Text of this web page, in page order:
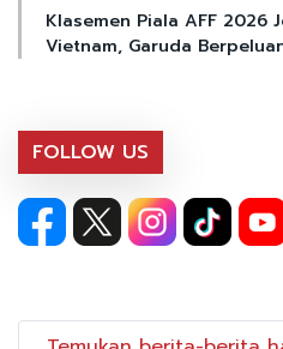
Klasemen Piala AFF 2026
Vietnam, Garuda
FOLLOW US